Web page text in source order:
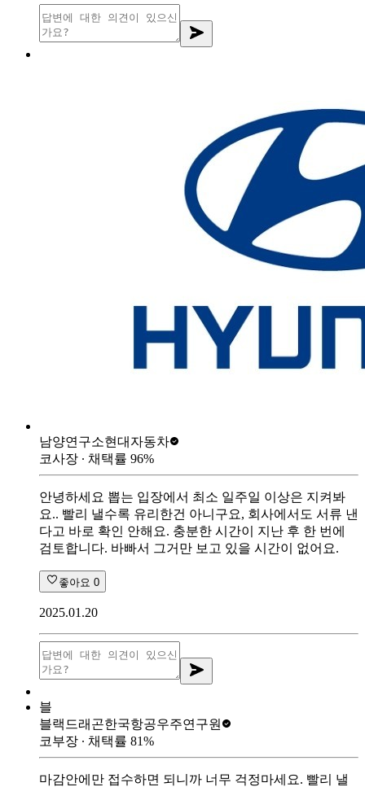
남양연구소현대자동차
코사장 ∙ 채택률 96%
안녕하세요 뽑는 입장에서 최소 일주일 이상은 지켜봐
요.. 빨리 낼수록 유리한건 아니구요, 회사에서도 서류 낸
다고 바로 확인 안해요. 충분한 시간이 지난 후 한 번에
검토합니다. 바빠서 그거만 보고 있을 시간이 없어요.
좋아요 0
2025.01.20
블
블랙드래곤한국항공우주연구원
코부장 ∙ 채택률 81%
마감안에만 접수하면 되니까 너무 걱정마세요. 빨리 낼